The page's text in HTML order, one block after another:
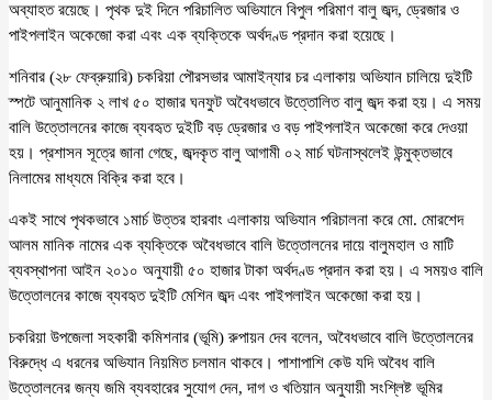
অব্যাহত রয়েছে। পৃথক দুই দিনে পরিচালিত অভিযানে বিপুল পরিমাণ বালু জব্দ, ড্রেজার ও
পাইপলাইন অকেজো করা এবং এক ব্যক্তিকে অর্থদণ্ড প্রদান করা হয়েছে।
শনিবার (২৮ ফেব্রুয়ারি) চকরিয়া পৌরসভার আমাইন্যার চর এলাকায় অভিযান চালিয়ে দুইটি
স্পটে আনুমানিক ২ লাখ ৫০ হাজার ঘনফুট অবৈধভাবে উত্তোলিত বালু জব্দ করা হয়। এ সময়
বালি উত্তোলনের কাজে ব্যবহৃত দুইটি বড় ড্রেজার ও বড় পাইপলাইন অকেজো করে দেওয়া
হয়। প্রশাসন সূত্রে জানা গেছে, জব্দকৃত বালু আগামী ০২ মার্চ ঘটনাস্থলেই উন্মুক্তভাবে
নিলামের মাধ্যমে বিক্রি করা হবে।
একই সাথে পৃথকভাবে ১মার্চ উত্তর হারবাং এলাকায় অভিযান পরিচালনা করে মো. মোরশেদ
আলম মানিক নামের এক ব্যক্তিকে অবৈধভাবে বালি উত্তোলনের দায়ে বালুমহাল ও মাটি
ব্যবস্থাপনা আইন ২০১০ অনুযায়ী ৫০ হাজার টাকা অর্থদণ্ড প্রদান করা হয়। এ সময়ও বালি
উত্তোলনের কাজে ব্যবহৃত দুইটি মেশিন জব্দ এবং পাইপলাইন অকেজো করা হয়।
চকরিয়া উপজেলা সহকারী কমিশনার (ভূমি) রুপায়ন দেব বলেন, অবৈধভাবে বালি উত্তোলনের
বিরুদ্ধে এ ধরনের অভিযান নিয়মিত চলমান থাকবে। পাশাপাশি কেউ যদি অবৈধ বালি
উত্তোলনের জন্য জমি ব্যবহারের সুযোগ দেন, দাগ ও খতিয়ান অনুযায়ী সংশ্লিষ্ট ভূমির